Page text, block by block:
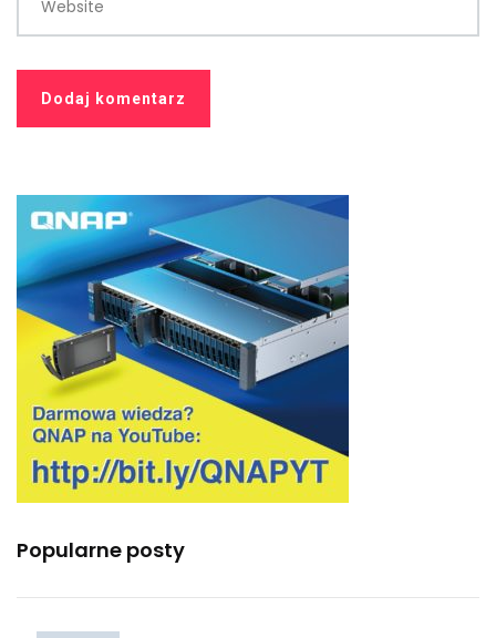
Website
Popularne posty